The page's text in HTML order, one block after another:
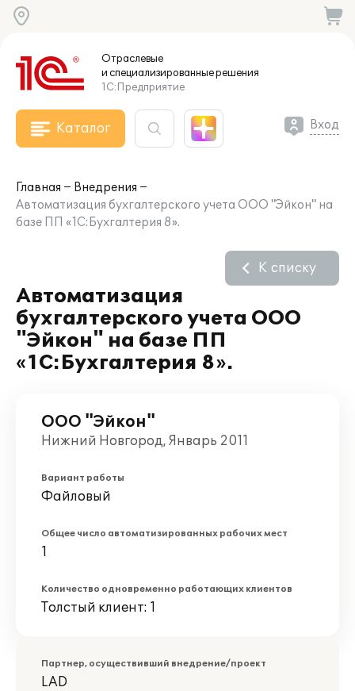
Отраслевые
и специализированныерешения
1С:Предприятие
Каталог Вход
Главная
Внедрения
Автоматизация бухгалтерского учета ООО "Эйкон" на
базе ПП «1С:Бухгалтерия 8».
Автоматизация
бухгалтерского учета ООО
"Эйкон" на базе ПП
«1С:Бухгалтерия 8».
К списку
ООО "Эйкон"
Нижний Новгород, Январь 2011
Вариант работы
Файловый
Общее число автоматизированных рабочих мест
1
Количество одновременно работающих клиентов
Толстый клиент: 1
Партнер, осуществивший внедрение/проект
LAD